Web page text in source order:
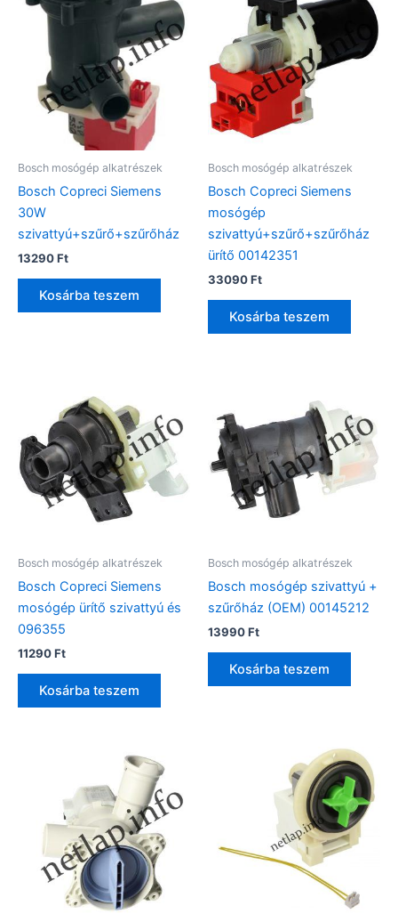
Bosch mosógép alkatrészek
Bosch Copreci Siemens
30W
szivattyú+szűrő+szűrőház
13290Ft
Kosárba teszem
Bosch mosógép alkatrészek
Bosch Copreci Siemens
mosógép
szivattyú+szűrő+szűrőház
ürítő 00142351
33090Ft
Kosárba teszem
Bosch mosógép alkatrészek
Bosch Copreci Siemens
mosógép ürítő szivattyú és
096355
11290Ft
Kosárba teszem
Bosch mosógép alkatrészek
Bosch mosógép szivattyú +
szűrőház (OEM) 00145212
13990Ft
Kosárba teszem